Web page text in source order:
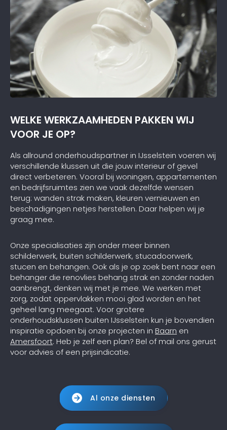
WELKE WERKZAAMHEDEN PAKKEN WIJ
VOOR JE OP?
Als allround onderhoudspartner in IJsselstein voeren wij
verschillende klussen uit die jouw interieur of gevel
direct verbeteren. Vooral bij woningen, appartementen
en bedrijfsruimtes zien we vaak dezelfde wensen
terug: wanden strak maken, kleuren vernieuwen en
beschadigingen netjes herstellen. Daar helpen wij je
graag mee.
Onze specialisaties zijn onder meer binnen
schilderwerk, buiten schilderwerk, stucadoorwerk,
stucen en behangen. Ook als je op zoek bent naar een
behanger die renovlies behang strak en zonder naden
aanbrengt, denken wij met je mee. We werken met
zorg, zodat oppervlakken mooi glad worden en het
geheel lang meegaat. Voor grotere
onderhoudsklussen buiten IJsselstein kun je bovendien
inspiratie opdoen bij onze projecten in Baarn en
Amersfoort. Heb je zelf een plan? Bel of mail ons gerust
voor advies of een prijsindicatie.
Al onze diensten